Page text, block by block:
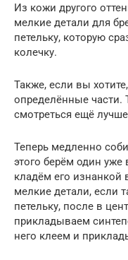
Из кожи другого
мелкие детали для
петельку, которую
колечку.
Также, если вы
определённые части.
смотреться ещё
Теперь медленно
этого берём один
кладём его изнанкой
мелкие детали, если
петельку, после в
прикладываем
него клеем и